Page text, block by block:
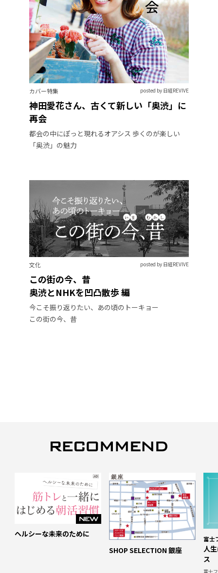
カバー特集 posted by 日経REVIVE
神田愛花さん、古くて新しい「奥渋」に
再会
都会の中にぽっと現れるオアシス 歩くのが楽しい
「奥渋」の魅力
文化 posted by 日経REVIVE
この街の今、昔
奥渋とNHKを凹凸散歩 編
今こそ振り返りたい、あの頃のトーキョー
この街の今、昔
ヘルシーな未来のために
SHOP SELECTION 銀座
富士
人
ス
富士